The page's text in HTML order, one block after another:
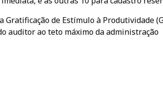
de Estímulo à Produtividade
auditor ao teto máximo da administração